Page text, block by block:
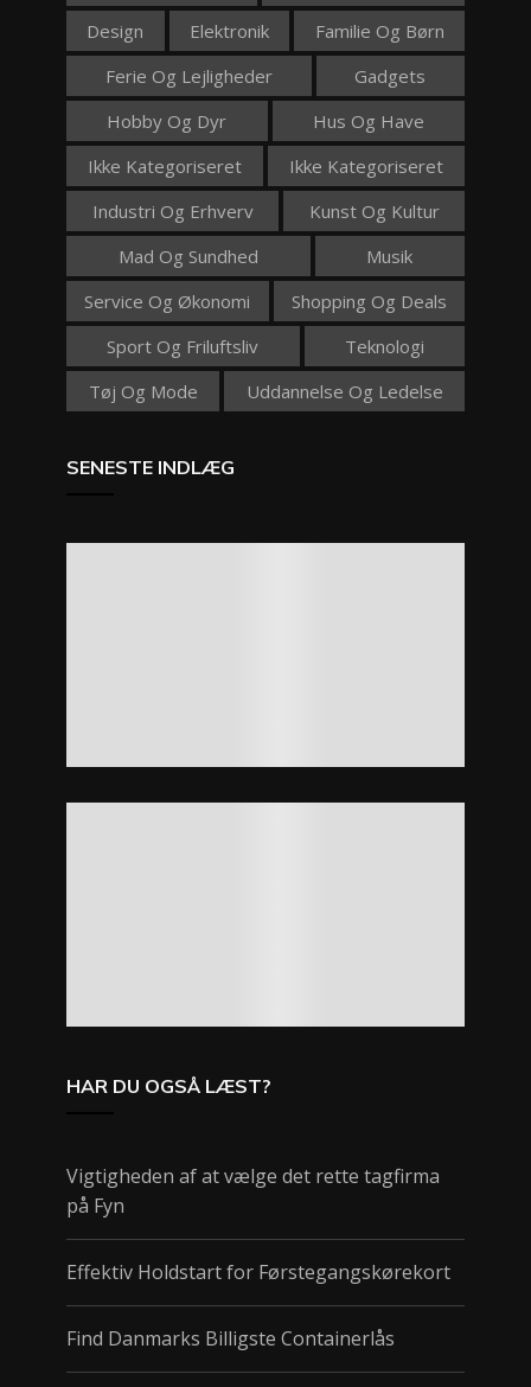
Design
Elektronik
Familie Og Børn
Ferie Og Lejligheder
Gadgets
Hobby Og Dyr
Hus Og Have
Ikke Kategoriseret
Ikke Kategoriseret
Industri Og Erhverv
Kunst Og Kultur
Mad Og Sundhed
Musik
Service Og Økonomi
Shopping Og Deals
Sport Og Friluftsliv
Teknologi
Tøj Og Mode
Uddannelse Og Ledelse
SENESTE INDLÆG
HAR DU OGSÅ LÆST?
Vigtigheden af at vælge det rette tagfirma
på Fyn
Effektiv Holdstart for Førstegangskørekort
Find Danmarks Billigste Containerlås